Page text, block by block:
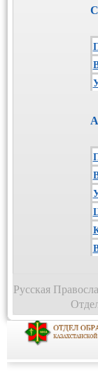
Русская